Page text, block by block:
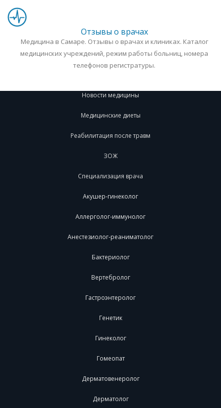
Отзывы о врачах
Медицина в Самаре. Отзывы о врачах и клиниках. Каталог
медицинских учреждений, режим работы больниц, номера
телефонов регистратуры.
Новости медицины
Медицинские диеты
Реабилитация после травм
ЗОЖ
Специализация врача
Акушер-гинеколог
Аллерголог-иммунолог
Анестезиолог-реаниматолог
Бактериолог
Вертебролог
Гастроэнтеролог
Генетик
Гинеколог
Гомеопат
Дерматовенеролог
Дерматолог